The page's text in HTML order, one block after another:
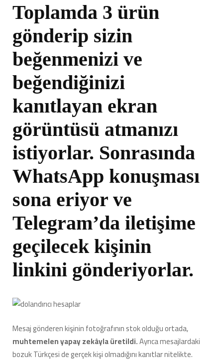
Toplamda 3 ürün
gönderip sizin
beğenmenizi ve
beğendiğinizi
kanıtlayan ekran
görüntüsü atmanızı
istiyorlar. Sonrasında
WhatsApp konuşması
sona eriyor ve
Telegram’da iletişime
geçilecek kişinin
linkini gönderiyorlar.
Mesaj gönderen kişinin fotoğrafının stok olduğu ortada,
muhtemelen yapay zekâyla üretildi.Ayrıca mesajlardaki
bozuk Türkçesi de gerçek kişi olmadığını kanıtlar nitelikte.